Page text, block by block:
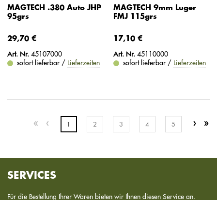
MAGTECH .380 Auto JHP
95grs
29,70 €
Art. Nr. 45107000
sofort lieferbar / Lieferzeiten
MAGTECH 9mm Luger
FMJ 115grs
17,10 €
Art. Nr. 45110000
sofort lieferbar / Lieferzeiten
1 2 3 4 5
SERVICES
Für die Bestellung Ihrer Waren bieten wir Ihnen diesen Service an.